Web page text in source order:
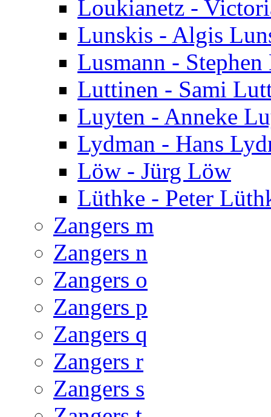
Loukianetz -
Lunskis - Algis
Lusmann - Stephen
Luttinen - Sami
Luyten - Anneke
Lydman - Hans
Löw - Jürg Löw
Lüthke - Peter
Zangers m
Zangers n
Zangers o
Zangers p
Zangers q
Zangers r
Zangers s